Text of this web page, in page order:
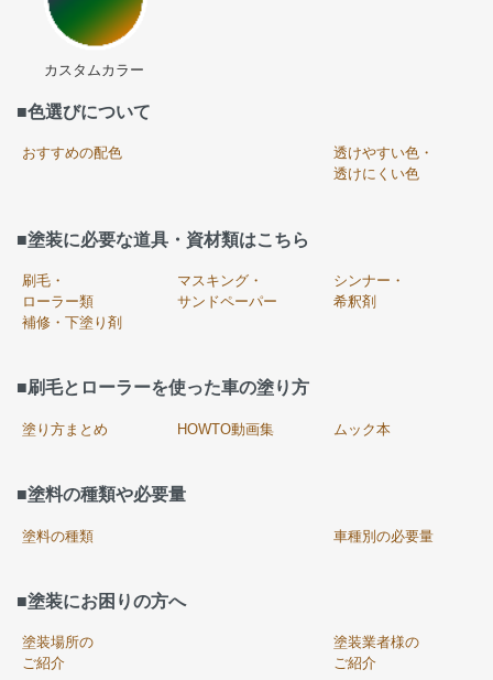
カスタムカラー
■色選びについて
おすすめの配色
透けやすい色・
透けにくい色
■塗装に必要な道具・資材類はこちら
刷毛・
ローラー類
マスキング・
サンドペーパー
シンナー・
希釈剤
補修・下塗り剤
■刷毛とローラーを使った車の塗り方
塗り方まとめ HOWTO動画集 ムック本
■塗料の種類や必要量
塗料の種類 車種別の必要量
■塗装にお困りの方へ
塗装場所の
ご紹介
塗装業者様の
ご紹介